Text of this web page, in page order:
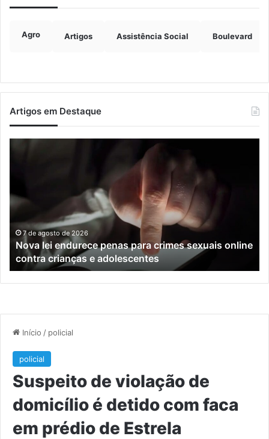
Agro Artigos Assistência Social Boulevard
Artigos em Destaque
para
crimes
sexuais
online
contra
crianças
e
adolescentes
7 de agosto de 2026
Nova lei endurece penas para crimes sexuais online
contra crianças e adolescentes